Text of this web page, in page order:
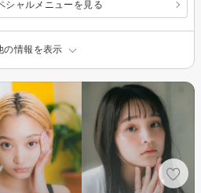
シャルメニューを見る
の情報を表示